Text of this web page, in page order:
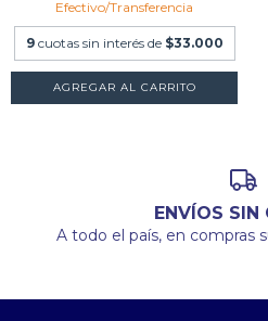
Efectivo/Transferencia
9 cuotas sin interés de $33.000
ENVÍOS SIN
A todo el país, en compras